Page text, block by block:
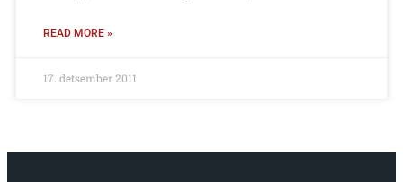
READ MORE »
17. detsember 2011